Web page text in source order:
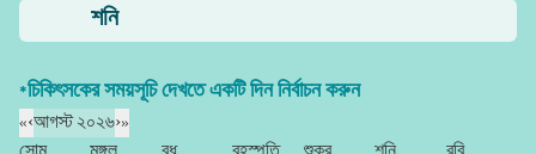
শনি
*চিকিৎসকের সময়সূচি দেখতে একটি দিন নির্বাচন করুন
«‹আগস্ট ২০২৬›»